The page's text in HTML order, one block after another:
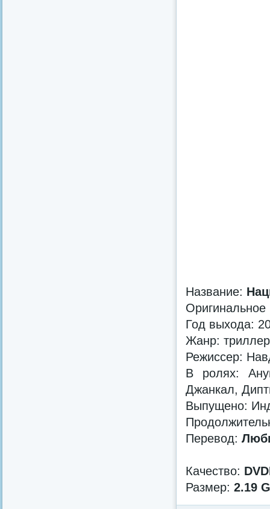
Название:
Оригинальное
Год выхода:
Жанр:
Режиссер:
В ролях:
Джанкал,
Выпущено:
Перевод:
Качество:
Размер: 2.19